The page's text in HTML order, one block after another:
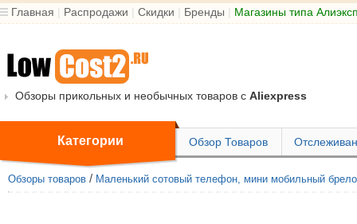
Главная | Распродажи | Скидки | Бренды | Магазины типа
Обзоры прикольных и необычных товаров с Aliexpress
Категории Обзор Товаров
Обзоры товаров / Маленький сотовый телефон, мини мобильный